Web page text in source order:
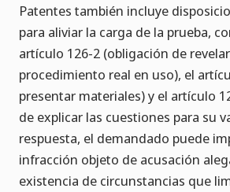
Patentes también incluye
para aliviar la carga de la prueba,
artículo 126-2 (obligación de
procedimiento real en uso), el
presentar materiales) y el artículo
de explicar las cuestiones para su
respuesta, el demandado puede
infracción objeto de acusación
existencia de circunstancias que